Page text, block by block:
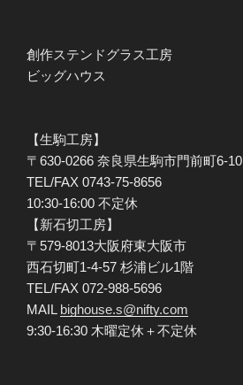
創作ステンドグラス工房
ビッグハウス
【生駒工房】
〒630-0266 奈良県生駒市門前町6-10
TEL/FAX 0743-75-8656
10:30-16:00 不定休
【新石切工房】
〒579-8013大阪府東大阪市
西石切町1-4-57 杉浦ビル1階
TEL/FAX 072-988-5696
MAIL bighouse.s@nifty.com
9:30-16:30 木曜定休＋不定休